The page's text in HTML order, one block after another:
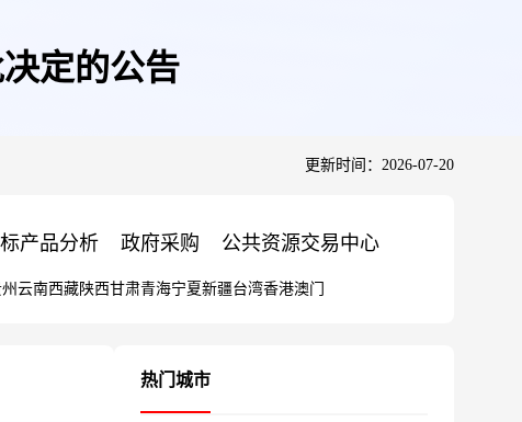
定的公告
更新时间：2026-07-20
产品分析 政府采购 公共资源交易中心
云南西藏陕西甘肃青海宁夏新疆台湾香港澳门
热门城市